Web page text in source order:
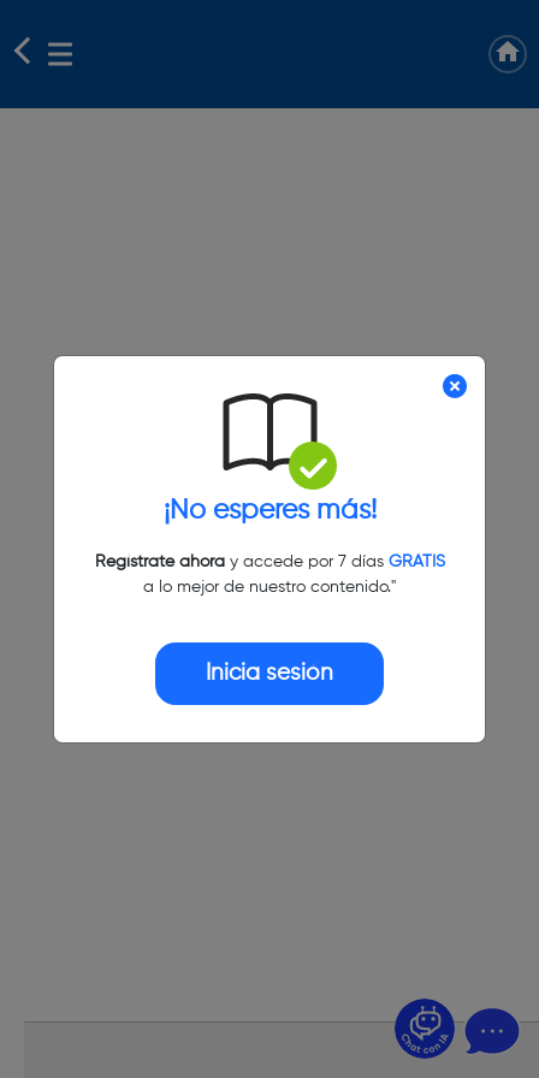
¡No esperes más!
Regístrate ahoray accede por 7 días GRATIS
a lo mejor de nuestro contenido."
Inicia sesión